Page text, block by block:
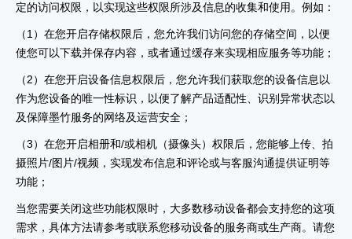
定的访问权限，以实现这些权限所涉及信息的收集和使用。例如：
（1）在您开启存储权限后，您允许我们访问您的存储空间，以便
使您可以下载并保存内容，或者通过缓存来实现相应服务等功能；
（2）在您开启设备信息权限后，您允许我们获取您的设备信息以
作为您设备的唯一性标识，以便了解产品适配性、识别异常状态以
及保障墨竹服务的网络及运营安全；
（3）在您开启相册和/或相机（摄像头）权限后，您能够上传、拍
摄照片/图片/视频，实现发布信息和评论或与客服沟通提供证明等
功能；
当您需要关闭这些功能权限时，大多数移动设备都会支持您的这项
需求，具体方法请参考或联系您移动设备的服务商或生产商。请您